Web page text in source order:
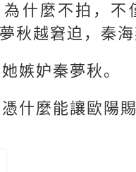
為什麼不拍，
秋越窘迫，秦海
嫉妒秦夢秋。
什麼能讓歐陽賜